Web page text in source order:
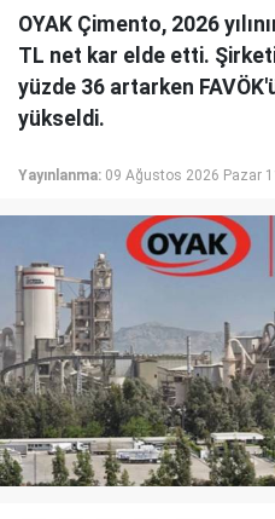
OYAK Çimento, 2026
TL net kar elde etti.
yüzde 36 artarken
yükseldi.
Yayınlanma: 09 Ağustos 2026 Pazar